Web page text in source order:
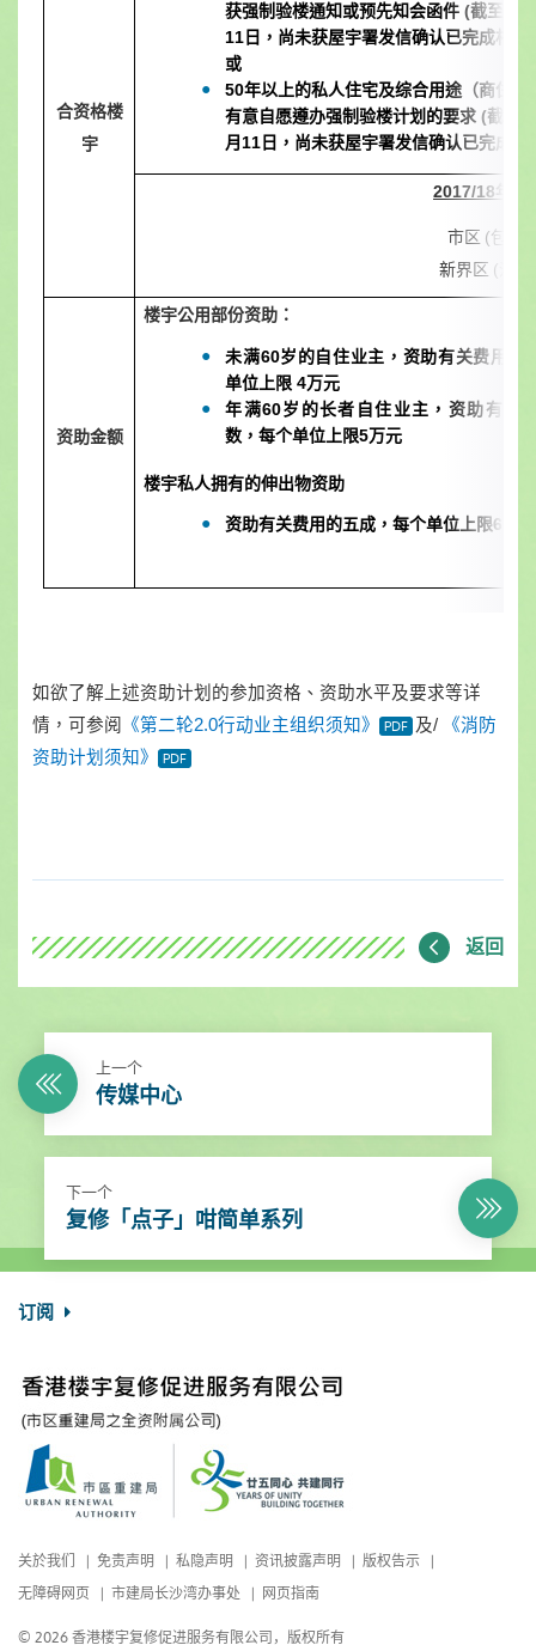
合资格楼
宇
获强制验楼通知或预先知会函件 (截至
11 日，尚未获屋宇署发信确认已完成相关
或
50年以上的私人住宅及综合用途（商住）
有意自愿遵办强制验楼计划的要求 (截至
月 11 日，尚未获屋宇署发信确认已完成相
2017/18年度
市区 (包括
新界区 (
资助金额
楼宇公用部份资助：
未满60岁的自住业主，资助有关费用
单位上限4万元
年满60岁的长者自住业主，资助有关
数，每个单位上限5万元
楼宇私人拥有的伸出物资助
资助有关费用的五成，每个单位上限6
如欲了解上述资助计划的参加资格、资助水平及要求等详
情，可参阅
《第二轮2.0行动业主组织须知》 及/
《消防
资助计划须知》
返回
上一个
传媒中心
下一个
复修「点子」咁简单系列
订阅
关於我们 免责声明 私隐声明 资讯披露声明
版权告示
无障碍网页
市建局长沙湾办事处 网页指南
© 2026 香港楼宇复修促进服务有限公司，版权所有